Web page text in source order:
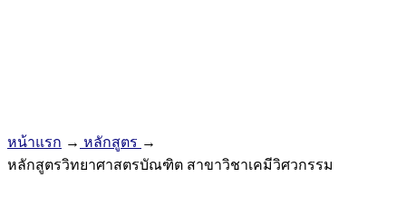
หน้าแรก → หลักสูตร →
หลักสูตรวิทยาศาสตรบัณฑิต สาขาวิชาเคมีวิศวกรรม